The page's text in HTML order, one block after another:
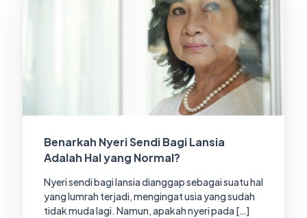
Benarkah Nyeri Sendi Bagi Lansia
Adalah Hal yang Normal?
Nyeri sendi bagi lansia dianggap sebagai suatu hal
yang lumrah terjadi, mengingat usia yang sudah
tidak muda lagi. Namun, apakah nyeri pada […]